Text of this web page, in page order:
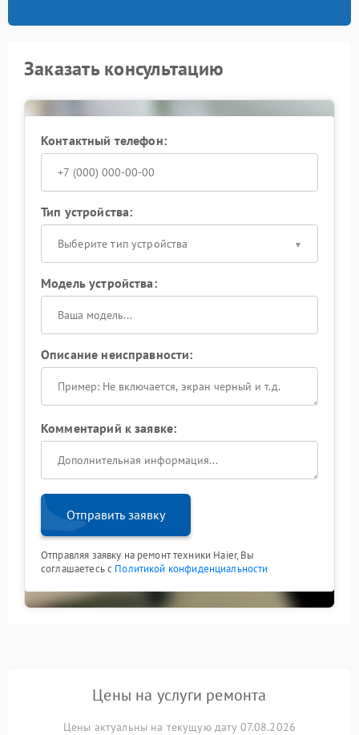
Заказать консультацию
Контактный телефон:
Тип устройства:
Выберите тип устройства
Модель устройства:
Описание неисправности:
Комментарий к заявке:
Отправить заявку
Отправляя заявку на ремонт техники Haier, Вы
соглашаетесь с Политикой конфиденциальности
Цены на услуги ремонта
Цены актуальны на текущую дату 07.08.2026